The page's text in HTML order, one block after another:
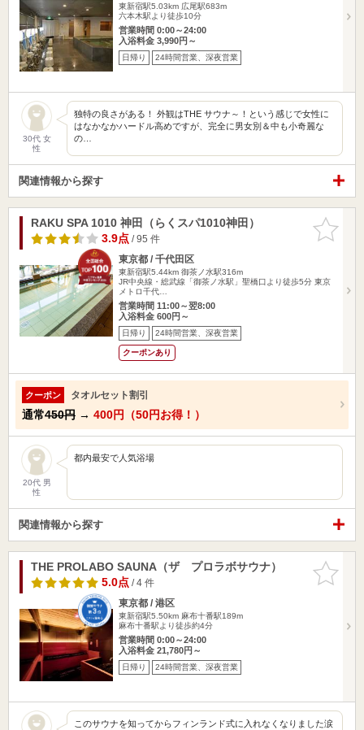
東新宿駅5.03km 広尾駅683m
六本木駅より徒歩10分
営業時間 0:00～24:00
入浴料金 3,990円～
日帰り 24時間営業、深夜営業
30代 女
性
独特の良さがある！ 外観はTHE サウナ～！という感じで女性に
はなかなかハードル高めですが、完全に男女別＆中も小奇麗な
の…
関連情報から探す
お気に入
りに追加
RAKU SPA 1010 神田（らくスパ1010神田）
3.9点/ 95 件
東京都 / 千代田区
東新宿駅5.44km 御茶ノ水駅316m
JR中央線・総武線「御茶ノ水駅」聖橋口より徒歩5分 東京
メトロ千代…
営業時間 11:00～翌8:00
入浴料金 600円～
日帰り 24時間営業、深夜営業
クーポンあり
クーポン タオルセット割引
通常450円 → 400円（50円お得！）
20代 男
性
都内最安で人気浴場
関連情報から探す
お気に入
りに追加
THE PROLABO SAUNA（ザ プロラボサウナ）
5.0点/ 4 件
東京都 / 港区
東新宿駅5.50km 麻布十番駅189m
麻布十番駅より徒歩約4分
営業時間 0:00～24:00
入浴料金 21,780円～
日帰り 24時間営業、深夜営業
このサウナを知ってからフィンランド式に入れなくなりました涙